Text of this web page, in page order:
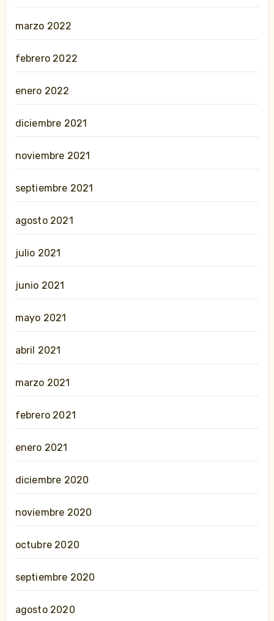
marzo 2022
febrero 2022
enero 2022
diciembre 2021
noviembre 2021
septiembre 2021
agosto 2021
julio 2021
junio 2021
mayo 2021
abril 2021
marzo 2021
febrero 2021
enero 2021
diciembre 2020
noviembre 2020
octubre 2020
septiembre 2020
agosto 2020